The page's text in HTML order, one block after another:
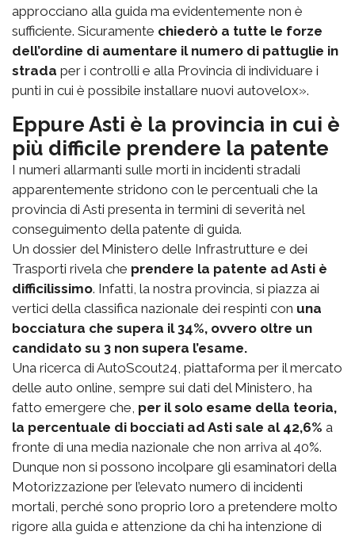
approcciano alla guida ma evidentemente non è
sufficiente. Sicuramente chiederò a tutte le forze
dell’ordine di aumentare il numero di pattuglie in
strada per i controlli e alla Provincia di individuare i
punti in cui è possibile installare nuovi autovelox».
Eppure Asti è la provincia in cui è
più difficile prendere la patente
I numeri allarmanti sulle morti in incidenti stradali
apparentemente stridono con le percentuali che la
provincia di Asti presenta in termini di severità nel
conseguimento della patente di guida.
Un dossier del Ministero delle Infrastrutture e dei
Trasporti rivela che prendere la patente ad Asti è
difficilissimo. Infatti, la nostra provincia, si piazza ai
vertici della classifica nazionale dei respinti con una
bocciatura che supera il 34%, ovvero oltre un
candidato su 3 non supera l’esame.
Una ricerca di AutoScout24, piattaforma per il mercato
delle auto online, sempre sui dati del Ministero, ha
fatto emergere che, per il solo esame della teoria,
la percentuale di bocciati ad Asti sale al 42,6% a
fronte di una media nazionale che non arriva al 40%.
Dunque non si possono incolpare gli esaminatori della
Motorizzazione per l’elevato numero di incidenti
mortali, perché sono proprio loro a pretendere molto
rigore alla guida e attenzione da chi ha intenzione di